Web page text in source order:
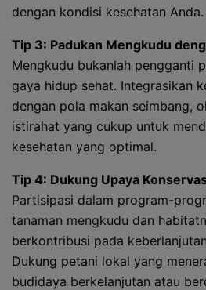
dengan kondisi kesehatan Anda.
Tip 3: Padukan Mengkudu
Mengkudu bukanlah pengganti
gaya hidup sehat. Integrasikan
dengan pola makan seimbang,
istirahat yang cukup untuk
kesehatan yang optimal.
Tip 4: Dukung Upaya
Partisipasi dalam program-
tanaman mengkudu dan
berkontribusi pada
Dukung petani lokal yang
budidaya berkelanjutan atau